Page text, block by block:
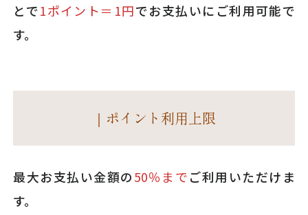
とで1ポイント＝1円でお支払いにご利用可能で
す。
｜ポイント利用上限
最大お支払い金額の50％までご利用いただけま
す。